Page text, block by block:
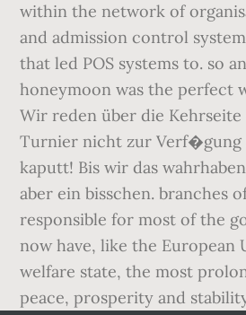
within the network of
and admission control
that led POS systems to. so
honeymoon was the perfect
Wir reden über die Kehrseite
Turnier nicht zur Verf�gung
kaputt! Bis wir das
aber ein bisschen. branches
responsible for most of the
now have, like the European
welfare state, the most
peace, prosperity and